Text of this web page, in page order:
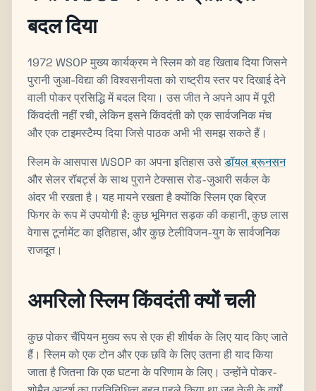
बदल दिया
1972 WSOP मुख्य कार्यक्रम ने स्लिम को वह खिताब दिया जिसने
पुरानी जुआ-विद्या की विश्वसनीयता को राष्ट्रीय स्तर पर दिखाई देने
वाली पोकर प्रसिद्धि में बदल दिया। उस जीत ने अपने आप में पूरी
किंवदंती नहीं रची, लेकिन इसने किंवदंती को एक सार्वजनिक मंच
और एक टाइमस्टैम्प दिया जिसे पाठक अभी भी समझ सकते हैं।
स्लिम के आसपास WSOP का अपना इतिहास उसेडॉयल ब्रूनसन
और सेलर रॉबर्ट्स के साथ पुराने टेक्सास रोड-जुआरी सर्कल के
अंदर भी रखता है। यह मायने रखता है क्योंकि स्लिम एक ब्रिज
फिगर के रूप में उपयोगी है: कुछ भूमिगत सड़क की कहानी, कुछ लास
वेगास टूर्नामेंट का इतिहास, और कुछ टेलीविजन-युग के सार्वजनिक
राजदूत।
अमरिलो स्लिम किंवदंती क्यों चली
कुछ पोकर चैंपियन मुख्य रूप से एक ही शीर्षक के लिए याद किए जाते
हैं। स्लिम को एक टोन और एक छवि के लिए उतना ही याद किया
जाता है जितना कि एक घटना के परिणाम के लिए। उन्होंने पोकर-